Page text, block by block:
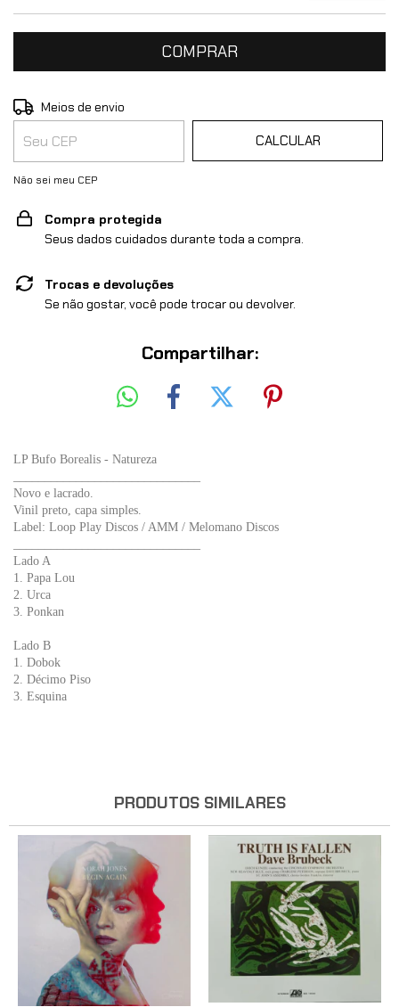
Entregas para o CEP:
Meios de envio
CALCULAR
Não sei meu CEP
Compra protegida
Seus dados cuidados durante toda a compra.
Trocas e devoluções
Se não gostar, você pode trocar ou devolver.
Compartilhar:
LP Bufo Borealis - Natureza
Novo e lacrado.
Vinil preto, capa simples.
Label: Loop Play Discos / AMM / Melomano Discos
Lado A
1. Papa Lou
2. Urca
3. Ponkan
Lado B
1. Dobok
2. Décimo Piso
3. Esquina
PRODUTOS SIMILARES